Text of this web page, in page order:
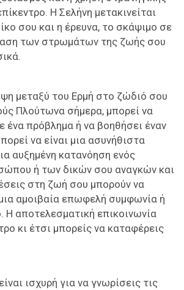
Η Σελήνη μετακινείται
σου και η έρευνα, το σκάψιμο σε
των στρωμάτων της ζωής σου
μεταξύ του Ερμή στο ζώδιό σου
Πλούτωνα σήμερα, μπορεί να
ένα πρόβλημα ή να βοηθήσει έναν
να είναι μια ασυνήθιστα
αυξημένη κατανόηση ενός
ή των δικών σου αναγκών και
στη ζωή σου μπορούν να
αμοιβαία επωφελή συμφωνία ή
Η αποτελεσματική επικοινωνία
κι έτσι μπορείς να καταφέρεις
ισχυρή για να γνωρίσεις τις